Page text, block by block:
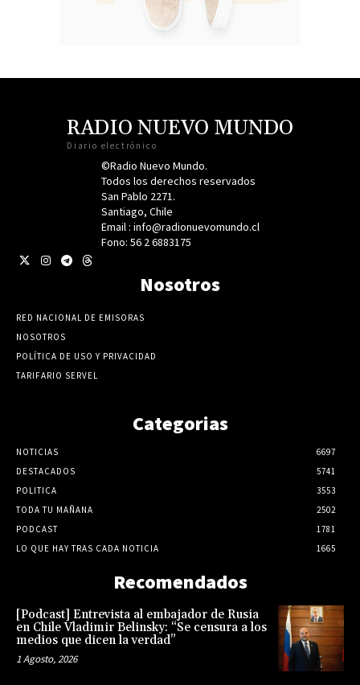
RADIO NUEVO MUNDO
Diario electrónico
©Radio Nuevo Mundo.
Todos los derechos reservados
San Pablo 2271.
Santiago, Chile
Email : info@radionuevomundo.cl
Fono: 56 2 6883175
Nosotros
RED NACIONAL DE EMISORAS
NOSOTROS
POLÍTICA DE USO Y PRIVACIDAD
TARIFARIO SERVEL
Categorias
NOTICIAS
6697
DESTACADOS
5741
POLITICA
3553
TODA TU MAÑANA
2502
PODCAST
1781
LO QUE HAY TRAS CADA NOTICIA
1665
Recomendados
[Podcast] Entrevista al embajador de Rusia
en Chile Vladimir Belinsky: “Se censura a los
medios que dicen la verdad”
1 Agosto, 2026